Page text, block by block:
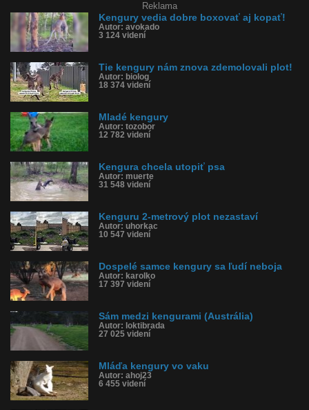
Reklama
Kengury vedia dobre boxovať aj kopať!
Autor: avokado
3 124 videní
Tie kengury nám znova zdemolovali plot!
Autor: biolog
18 374 videní
Mladé kengury
Autor: tozobor
12 782 videní
Kengura chcela utopiť psa
Autor: muerte
31 548 videní
Kenguru 2-metrový plot nezastaví
Autor: uhorkac
10 547 videní
Dospelé samce kengury sa ľudí neboja
Autor: karolko
17 397 videní
Sám medzi kengurami (Austrália)
Autor: loktibrada
27 025 videní
Mláďa kengury vo vaku
Autor: ahoj23
6 455 videní